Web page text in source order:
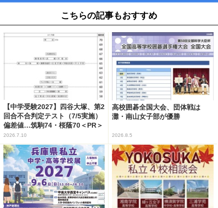
こちらの記事もおすすめ
【中学受験2027】四谷大塚、第2
回合不合判定テスト（7/5実施）
偏差値…筑駒74・桜蔭70＜PR＞
2026.7.10
高校囲碁全国大会、団体戦は
灘・南山女子部が優勝
2026.8.5